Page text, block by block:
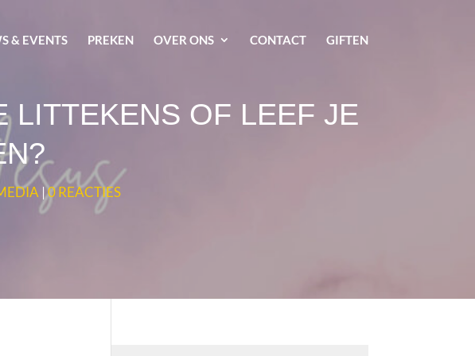
& EVENTS PREKEN OVER ONS CONTACT GIFTEN
LITTEKENS OF LEEF JE
|0 REACTIES